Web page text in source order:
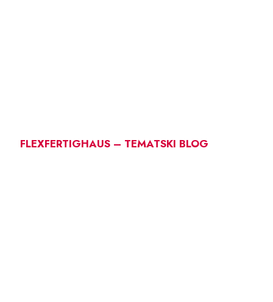
FLEXFERTIGHAUS – TEMATSKI BLOG